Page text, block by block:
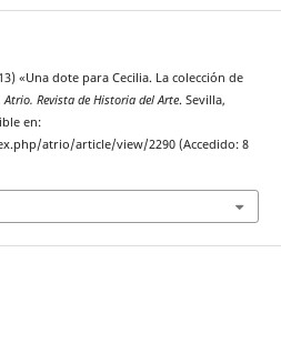
«Una dote para Cecilia. La colección de
Atrio. Revista de Historia del Arte. Sevilla,
en:
atrio/article/view/2290 (Accedido: 8